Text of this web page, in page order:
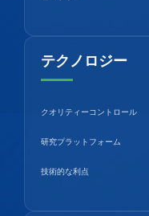
テクノロジー
クオリティーコントロール
研究プラットフォーム
技術的な利点